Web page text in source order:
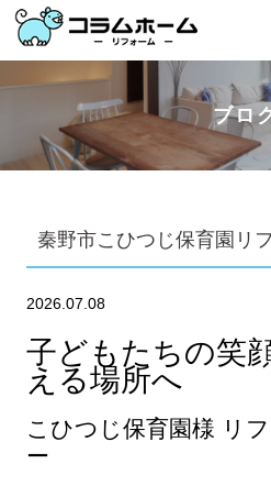
ブロ
秦野市こひつじ保育園リ
2026.07.08
子どもたちの笑
える場所へ
こひつじ保育園様 リ
ー